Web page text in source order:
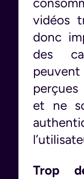
vidéos
donc
des
et ne
Trop